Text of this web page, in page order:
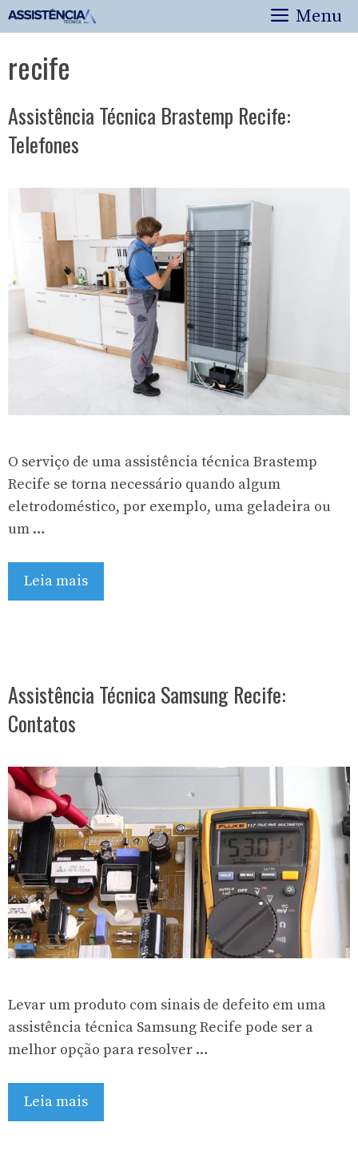
Pular
para
conteúdo
Menu
recife
Assistência Técnica Brastemp Recife:
Telefones
O serviço de uma assistência técnica Brastemp
Recife se torna necessário quando algum
eletrodoméstico, por exemplo, uma geladeira ou
um …
Leia mais
Assistência Técnica Samsung Recife:
Contatos
Levar um produto com sinais de defeito em uma
assistência técnica Samsung Recife pode ser a
melhor opção para resolver …
Leia mais